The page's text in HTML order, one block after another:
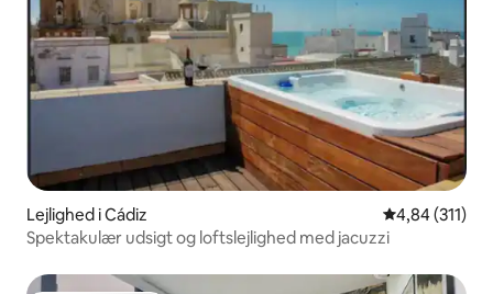
Lejlighed i Cádiz 4,84 ud af 5 i
4,84 (311)
Spektakulær udsigt og loftslejlighed med jacuzzi